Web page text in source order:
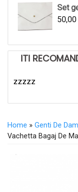
Set
50,00
ITI
zzzzz
Home » Genti De
Vachetta Bagaj De